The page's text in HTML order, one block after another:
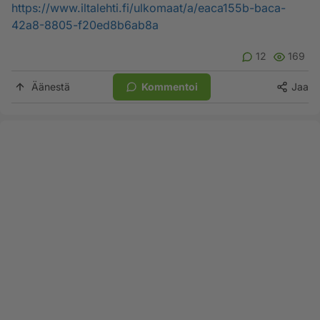
https://www.iltalehti.fi/ulkomaat/a/eaca155b-baca-
42a8-8805-f20ed8b6ab8a
12 169
Äänestä Kommentoi Jaa